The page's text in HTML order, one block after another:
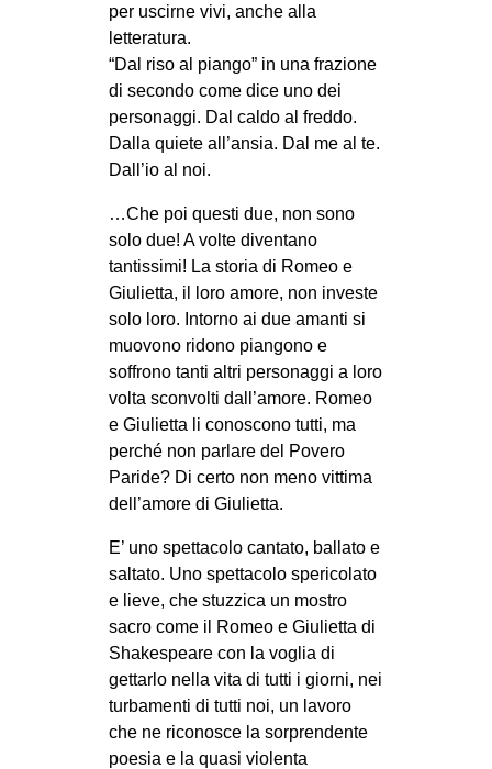
EUROPA
MEDIO ORIENTE
MONDO
tw
bsky
ms
SEARCH
per uscirne vivi, anche alla
letteratura.
“Dal riso al piango” in una frazione
di secondo come dice uno dei
personaggi. Dal caldo al freddo.
Dalla quiete all’ansia. Dal me al te.
Dall’io al noi.
…Che poi questi due, non sono
solo due! A volte diventano
tantissimi! La storia di Romeo e
Giulietta, il loro amore, non investe
solo loro. Intorno ai due amanti si
muovono ridono piangono e
soffrono tanti altri personaggi a loro
volta sconvolti dall’amore. Romeo
e Giulietta li conoscono tutti, ma
perché non parlare del Povero
Paride? Di certo non meno vittima
dell’amore di Giulietta.
E’ uno spettacolo cantato, ballato e
saltato. Uno spettacolo spericolato
e lieve, che stuzzica un mostro
sacro come il Romeo e Giulietta di
Shakespeare con la voglia di
gettarlo nella vita di tutti i giorni, nei
turbamenti di tutti noi, un lavoro
che ne riconosce la sorprendente
poesia e la quasi violenta